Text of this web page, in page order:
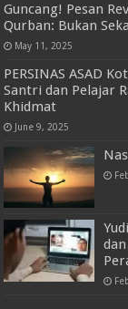
Guncang! Pesan
Qurban: Bukan
May 11, 2025
PERSINAS ASAD
Santri dan Pelajar
Khidmat
June 9, 2025